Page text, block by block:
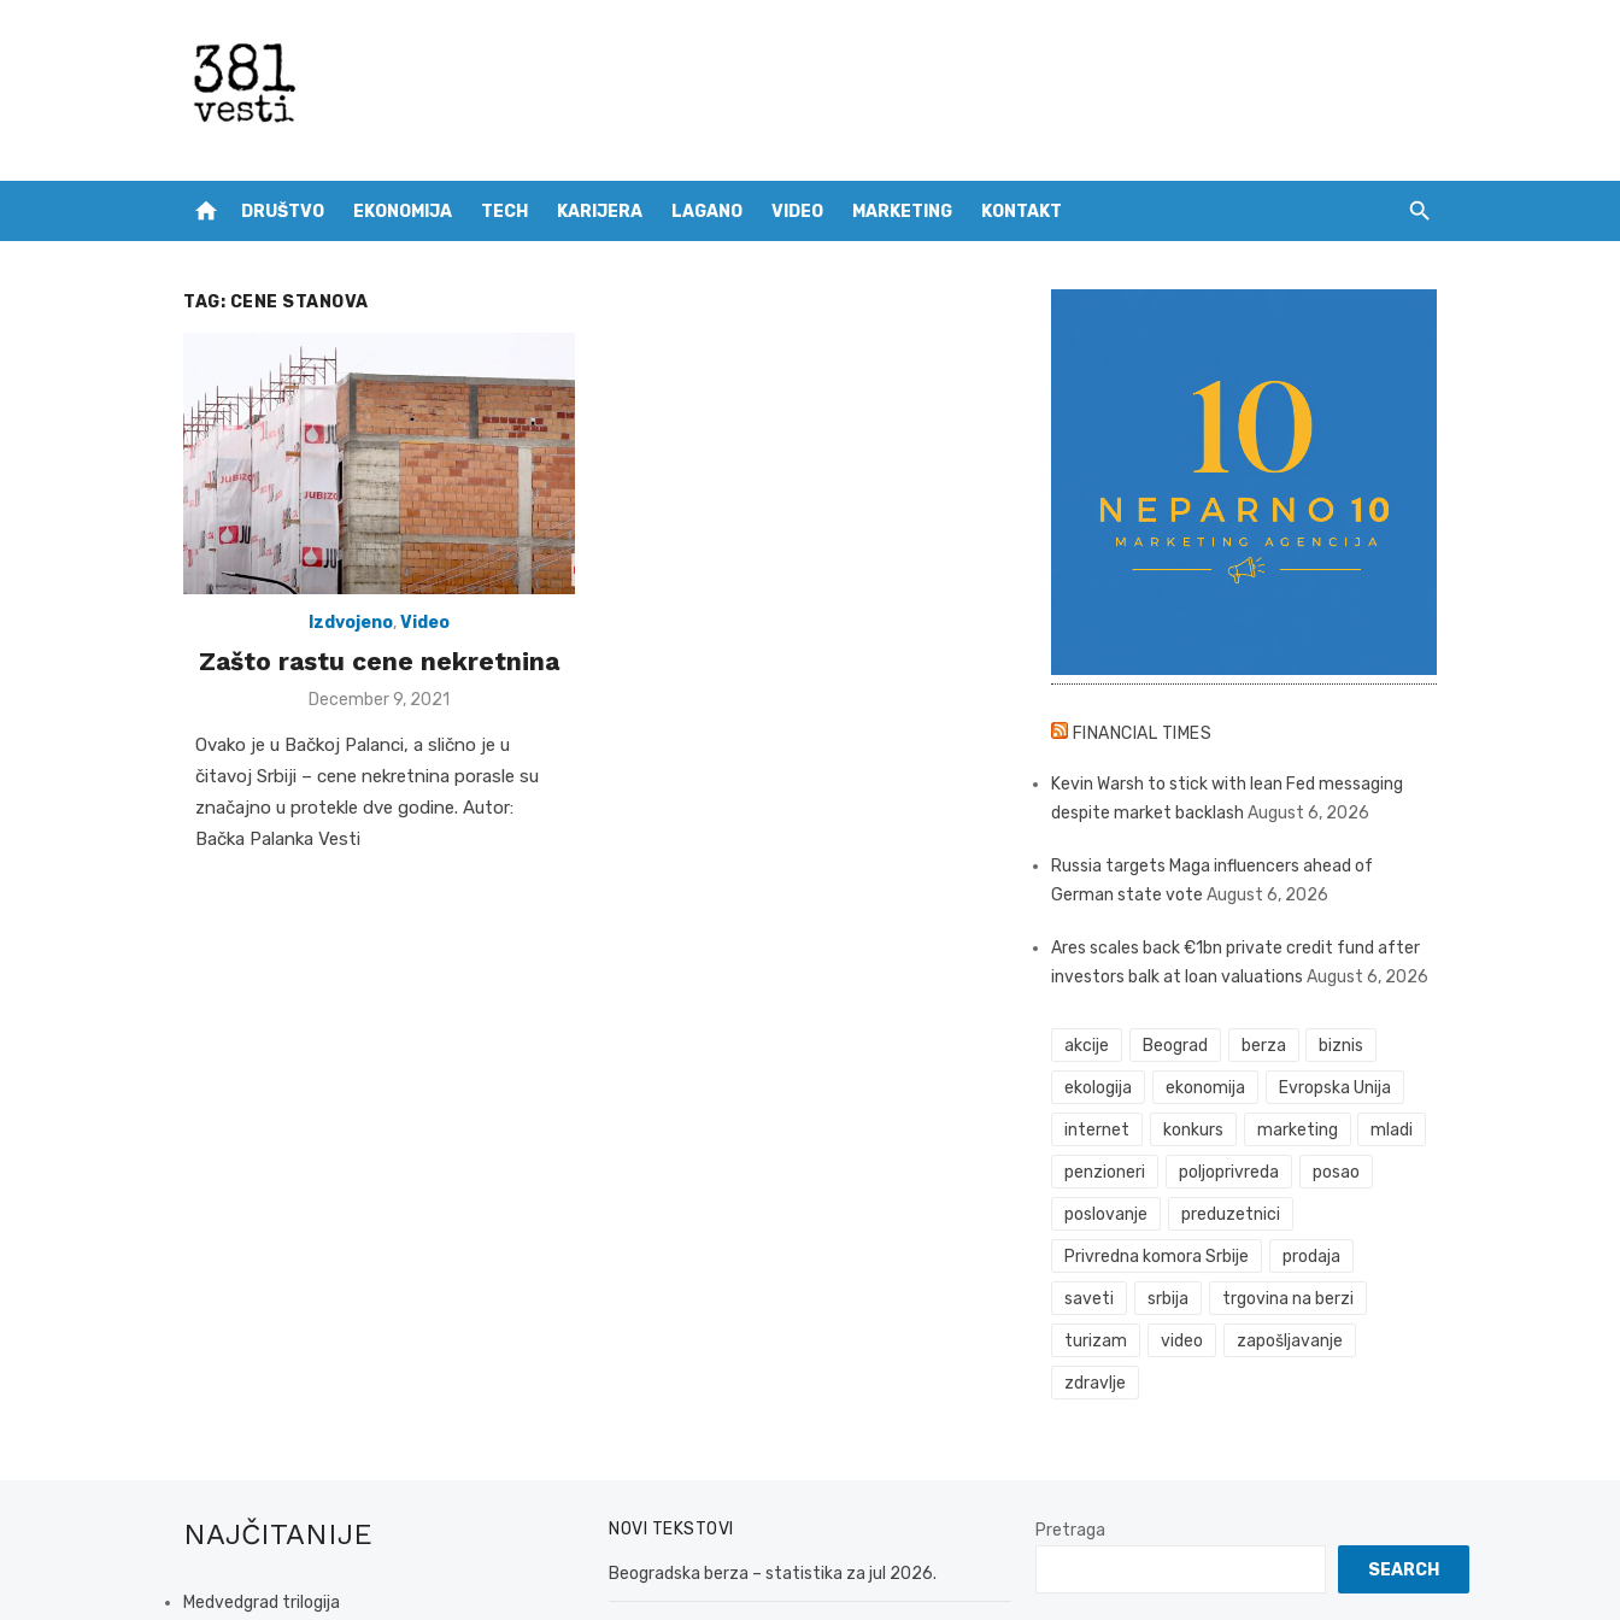
home DRUŠTVO EKONOMIJA TECH KARIJERA LAGANO VIDEO MARKETING KONTAKT
TAG: CENE STANOVA
Izdvojeno,Video
Zašto rastu cene nekretnina
Posted
December 9, 2021
Ovako je u Bačkoj Palanci, a slično je u
čitavoj Srbiji – cene nekretnina porasle su
značajno u protekle dve godine. Autor:
Bačka Palanka Vesti
FINANCIAL TIMES
Kevin Warsh to stick with lean Fed messaging
despite market backlash August 6, 2026
Russia targets Maga influencers ahead of
German state vote August 6, 2026
Ares scales back €1bn private credit fund after
investors balk at loan valuations August 6, 2026
akcije Beograd berza biznis
ekologija ekonomija Evropska Unija
internet konkurs marketing mladi
penzioneri poljoprivreda posao
poslovanje preduzetnici
Privredna komora Srbije prodaja
saveti srbija trgovina na berzi
turizam video zapošljavanje
zdravlje
NAJČITANIJE
Medvedgrad trilogija
NOVI TEKSTOVI
Beogradska berza – statistika za jul 2026.
Pretraga
SEARCH